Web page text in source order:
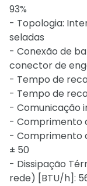
93%
- Topologia:
seladas
- Conexão de
conector de
- Tempo de
- Tempo de
- Comunicação
- Comprimento
- Comprimento
± 50
- Dissipação
rede) [BTU/h]: